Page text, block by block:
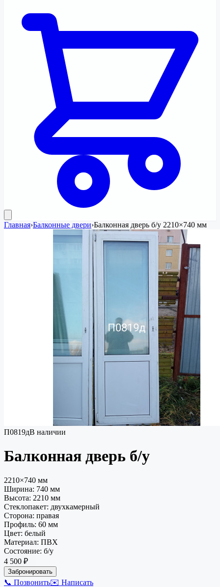
Главная›Балконные двери›Балконная дверь б/у 2210×740 мм
П0819дВ наличии
Балконная дверь б/у
2210×740 мм
Ширина: 740 мм
Высота: 2210 мм
Стеклопакет: двухкамерный
Сторона: правая
Профиль: 60 мм
Цвет: белый
Материал: ПВХ
Состояние: б/у
4 500 ₽
Забронировать
📞 Позвонить✉️ Написать